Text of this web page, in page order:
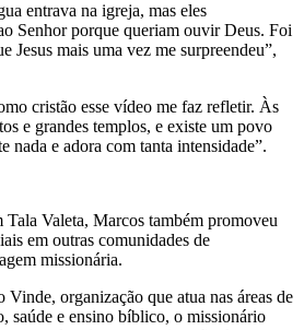
entrava na igreja, mas eles
Senhor porque queriam ouvir Deus. Foi
Jesus mais uma vez me surpreendeu”,
cristão esse vídeo me faz refletir. Às
e grandes templos, e existe um povo
nada e adora com tanta intensidade”.
Tala Valeta, Marcos também promoveu
em outras comunidades de
missionária.
organização que atua nas áreas de
saúde e ensino bíblico, o missionário